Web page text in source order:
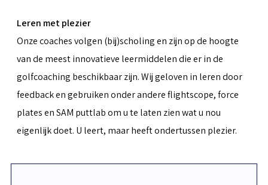
Leren met plezier
Onze coaches volgen (bij)scholing en zijn op de hoogte
van de meest innovatieve leermiddelen die er in de
golfcoaching beschikbaar zijn. Wij geloven in leren door
feedback en gebruiken onder andere flightscope, force
plates en SAM puttlab om u te laten zien wat u nou
eigenlijk doet. U leert, maar heeft ondertussen plezier.